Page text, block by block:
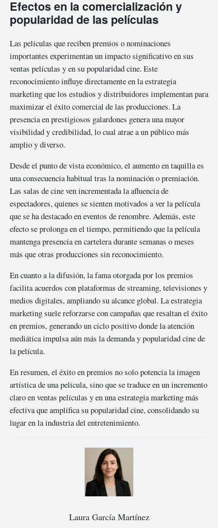
Efectos en la comercialización y
popularidad de las películas
Las películas que reciben premios o nominaciones
importantes experimentan un impacto significativo en sus
ventas películas y en su popularidad cine. Este
reconocimiento influye directamente en la estrategia
marketing que los estudios y distribuidores implementan para
maximizar el éxito comercial de las producciones. La
presencia en prestigiosos galardones genera una mayor
visibilidad y credibilidad, lo cual atrae a un público más
amplio y diverso.
Desde el punto de vista económico, el aumento en taquilla es
una consecuencia habitual tras la nominación o premiación.
Las salas de cine ven incrementada la afluencia de
espectadores, quienes se sienten motivados a ver la película
que se ha destacado en eventos de renombre. Además, este
efecto se prolonga en el tiempo, permitiendo que la película
mantenga presencia en cartelera durante semanas o meses
más que otras producciones sin reconocimiento.
En cuanto a la difusión, la fama otorgada por los premios
facilita acuerdos con plataformas de streaming, televisiones y
medios digitales, ampliando su alcance global. La estrategia
marketing suele reforzarse con campañas que resaltan el éxito
en premios, generando un ciclo positivo donde la atención
mediática impulsa aún más la demanda y popularidad cine de
la película.
En resumen, el éxito en premios no solo potencia la imagen
artística de una película, sino que se traduce en un incremento
claro en ventas películas y en una estrategia marketing más
efectiva que amplifica su popularidad cine, consolidando su
lugar en la industria del entretenimiento.
Laura García Martínez